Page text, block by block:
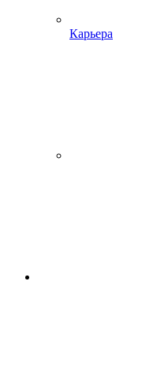
Карьера